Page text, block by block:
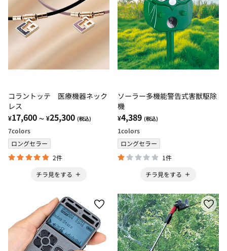
コラントッテ 医療機器ネック
レス
¥17,600 ～ ¥25,300 (税込)
7colors
ロングセラー
2件
チラ見をする
ソーラー多機能警告式害獣駆除
機
¥4,389 (税込)
1colors
ロングセラー
1件
チラ見をする